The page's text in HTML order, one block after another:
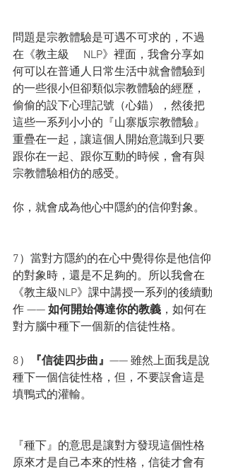
問題是宗教體驗是可遇不可求的，不過
在《教主級     NLP》裡面，我會分享如
何可以在普通人日常生活中就會體驗到
的一些很小但卻類似宗教體驗的經歷，
偷偷的設下心理記號（心錨），然後把
這些一系列小小的『山寨版宗教體驗』
重疊在一起，讓這個人開始意識到只要
跟你在一起、跟你互動的時候，會有與
宗教體驗相仿的感受。
你，就會成為他心中隱約的信仰對象。
7）當對方隱約的在心中覺得你是他信仰
的對象時，還是不足夠的。所以我會在
《教主級NLP》課中講授一系列的後續動
作 —— 如何開始傳達你的教義 ，如何在
對方腦中種下一個新的信徒性格。
8） 『信徒四步曲』 —— 雖然上面我是說
種下一個信徒性格，但，不要誤會這是
填鴨式的灌輸。
『種下』的意思是讓對方發現這個性格
原來才是自己本來的性格，信徒才會有